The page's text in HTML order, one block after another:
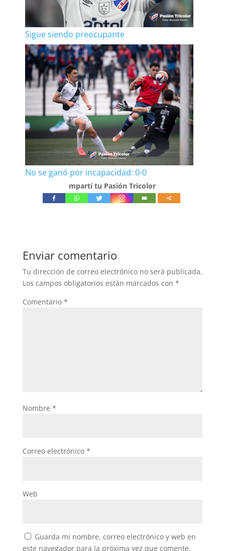
Sigue siendo preocupante
No se ganó por incapacidad: 0-0
mpartí tu Pasión Tricolor
Enviar comentario
Tu dirección de correo electrónico no será publicada.
Los campos obligatorios están marcados con *
Comentario *
Nombre *
Correo electrónico *
Web
Guarda mi nombre, correo electrónico y web en
este navegador para la próxima vez que comente.